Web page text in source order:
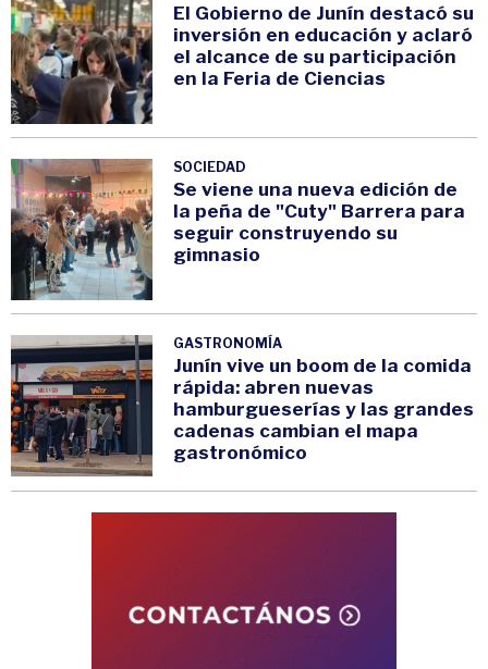
El Gobierno de Junín destacó su
inversión en educación y aclaró
el alcance de su participación
en la Feria de Ciencias
SOCIEDAD
Se viene una nueva edición de
la peña de "Cuty" Barrera para
seguir construyendo su
gimnasio
GASTRONOMÍA
Junín vive un boom de la comida
rápida: abren nuevas
hamburgueserías y las grandes
cadenas cambian el mapa
gastronómico